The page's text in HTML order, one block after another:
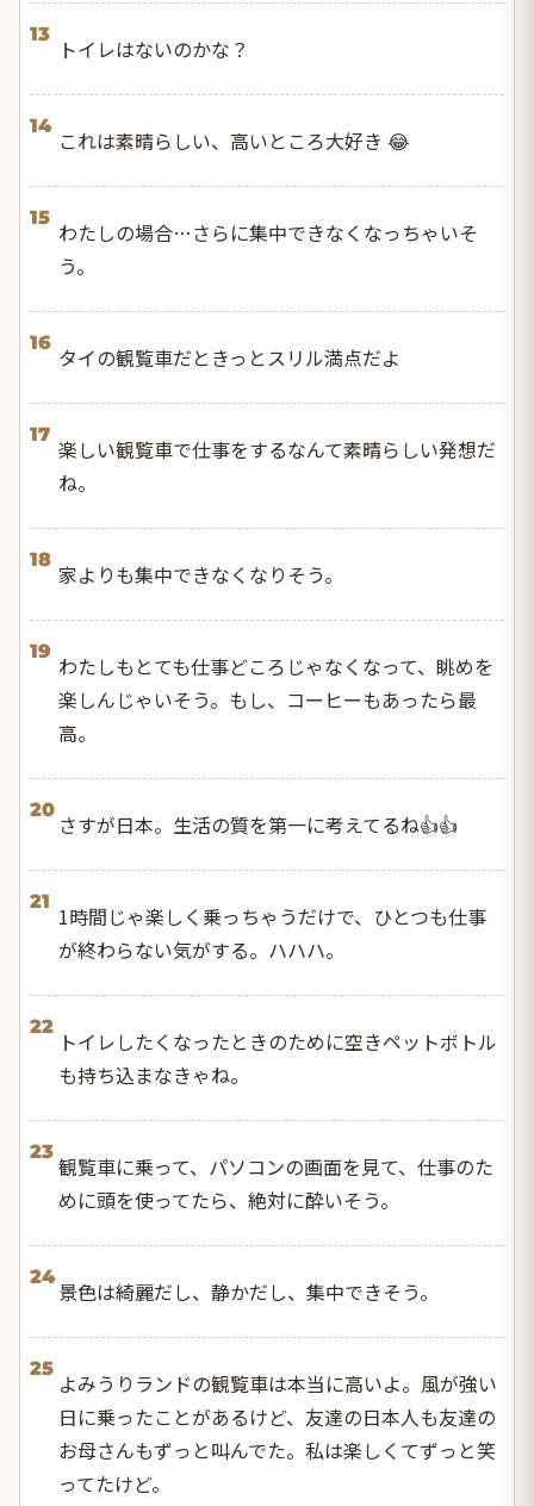
13
トイレはないのかな？
14
これは素晴らしい、高いところ大好き 😂
15
わたしの場合…さらに集中できなくなっちゃいそ
う。
16
タイの観覧車だときっとスリル満点だよ
17
楽しい観覧車で仕事をするなんて素晴らしい発想だ
ね。
18
家よりも集中できなくなりそう。
19
わたしもとても仕事どころじゃなくなって、眺めを
楽しんじゃいそう。もし、コーヒーもあったら最
高。
20
さすが日本。生活の質を第一に考えてるね👍👍
21
1時間じゃ楽しく乗っちゃうだけで、ひとつも仕事
が終わらない気がする。ハハハ。
22
トイレしたくなったときのために空きペットボトル
も持ち込まなきゃね。
23
観覧車に乗って、パソコンの画面を見て、仕事のた
めに頭を使ってたら、絶対に酔いそう。
24
景色は綺麗だし、静かだし、集中できそう。
25
よみうりランドの観覧車は本当に高いよ。風が強い
日に乗ったことがあるけど、友達の日本人も友達の
お母さんもずっと叫んでた。私は楽しくてずっと笑
ってたけど。